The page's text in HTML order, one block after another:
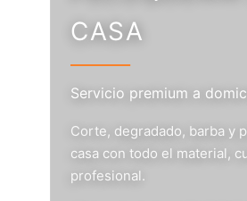
CASA
Servicio premium a
Corte, degradado, barba y
casa con todo el material,
profesional.